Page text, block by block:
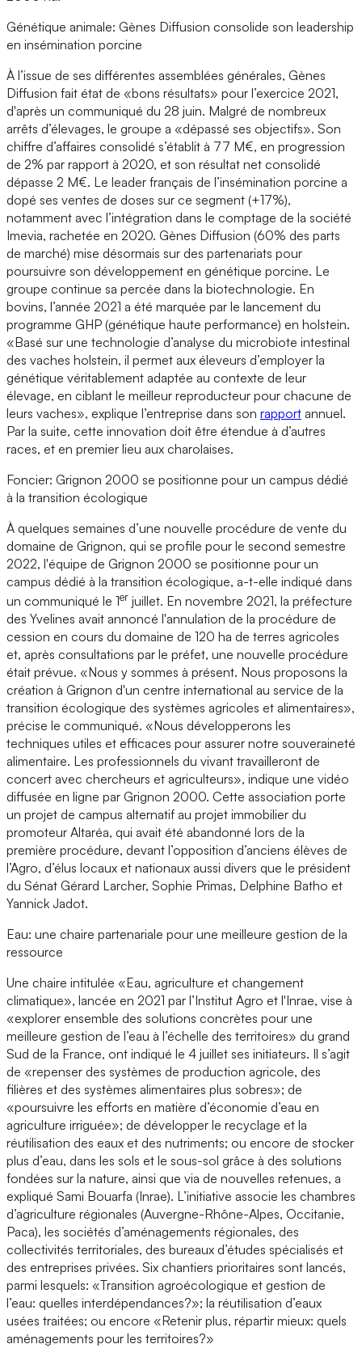
Génétique animale: Gènes Diffusion consolide son leadership
en insémination porcine
À l’issue de ses différentes assemblées générales, Gènes
Diffusion fait état de «bons résultats» pour l’exercice 2021,
d'après un communiqué du 28 juin. Malgré de nombreux
arrêts d’élevages, le groupe a «dépassé ses objectifs». Son
chiffre d’affaires consolidé s’établit à 77 M€, en progression
de 2% par rapport à 2020, et son résultat net consolidé
dépasse 2 M€. Le leader français de l’insémination porcine a
dopé ses ventes de doses sur ce segment (+17%),
notamment avec l’intégration dans le comptage de la société
Imevia, rachetée en 2020. Gènes Diffusion (60% des parts
de marché) mise désormais sur des partenariats pour
poursuivre son développement en génétique porcine. Le
groupe continue sa percée dans la biotechnologie. En
bovins, l’année 2021 a été marquée par le lancement du
programme GHP (génétique haute performance) en holstein.
«Basé sur une technologie d’analyse du microbiote intestinal
des vaches holstein, il permet aux éleveurs d’employer la
génétique véritablement adaptée au contexte de leur
élevage, en ciblant le meilleur reproducteur pour chacune de
leurs vaches», explique l’entreprise dans son rapport annuel.
Par la suite, cette innovation doit être étendue à d’autres
races, et en premier lieu aux charolaises.
Foncier: Grignon 2000 se positionne pour un campus dédié
à la transition écologique
À quelques semaines d’une nouvelle procédure de vente du
domaine de Grignon, qui se profile pour le second semestre
2022, l'équipe de Grignon 2000 se positionne pour un
campus dédié à la transition écologique, a-t-elle indiqué dans
un communiqué le 1er juillet. En novembre 2021, la préfecture
des Yvelines avait annoncé l'annulation de la procédure de
cession en cours du domaine de 120 ha de terres agricoles
et, après consultations par le préfet, une nouvelle procédure
était prévue. «Nous y sommes à présent. Nous proposons la
création à Grignon d'un centre international au service de la
transition écologique des systèmes agricoles et alimentaires»,
précise le communiqué. «Nous développerons les
techniques utiles et efficaces pour assurer notre souveraineté
alimentaire. Les professionnels du vivant travailleront de
concert avec chercheurs et agriculteurs», indique une vidéo
diffusée en ligne par Grignon 2000. Cette association porte
un projet de campus alternatif au projet immobilier du
promoteur Altaréa, qui avait été abandonné lors de la
première procédure, devant l’opposition d’anciens élèves de
l’Agro, d’élus locaux et nationaux aussi divers que le président
du Sénat Gérard Larcher, Sophie Primas, Delphine Batho et
Yannick Jadot.
Eau: une chaire partenariale pour une meilleure gestion de la
ressource
Une chaire intitulée «Eau, agriculture et changement
climatique», lancée en 2021 par l’Institut Agro et l'Inrae, vise à
«explorer ensemble des solutions concrètes pour une
meilleure gestion de l’eau à l’échelle des territoires» du grand
Sud de la France, ont indiqué le 4 juillet ses initiateurs. Il s’agit
de «repenser des systèmes de production agricole, des
filières et des systèmes alimentaires plus sobres»; de
«poursuivre les efforts en matière d’économie d’eau en
agriculture irriguée»; de développer le recyclage et la
réutilisation des eaux et des nutriments; ou encore de stocker
plus d’eau, dans les sols et le sous-sol grâce à des solutions
fondées sur la nature, ainsi que via de nouvelles retenues, a
expliqué Sami Bouarfa (Inrae). L’initiative associe les chambres
d’agriculture régionales (Auvergne-Rhône-Alpes, Occitanie,
Paca), les sociétés d’aménagements régionales, des
collectivités territoriales, des bureaux d’études spécialisés et
des entreprises privées. Six chantiers prioritaires sont lancés,
parmi lesquels: «Transition agroécologique et gestion de
l’eau: quelles interdépendances?»; la réutilisation d’eaux
usées traitées; ou encore «Retenir plus, répartir mieux: quels
aménagements pour les territoires?»